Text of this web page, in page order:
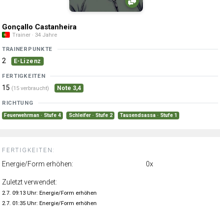
Gonçallo Castanheira
Trainer · 34 Jahre
TRAINERPUNKTE
2 E-Lizenz
FERTIGKEITEN
15 (15 verbraucht) Note 3,4
RICHTUNG
Feuerwehrman · Stufe 4 Schleifer · Stufe 2 Tausendsassa · Stufe 1
FERTIGKEITEN:
Energie/Form erhöhen: 0x
Zuletzt verwendet:
2.7. 09:13 Uhr: Energie/Form erhöhen
2.7. 01:35 Uhr: Energie/Form erhöhen